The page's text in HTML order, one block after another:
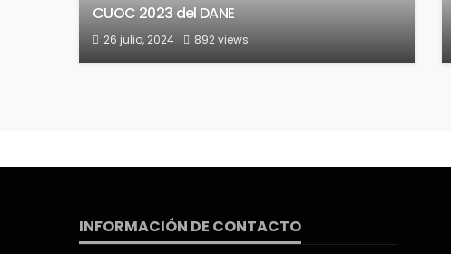
CUOC 2023 del DANE
26 julio, 2024 892 views
INFORMACIÓN DE CONTACTO